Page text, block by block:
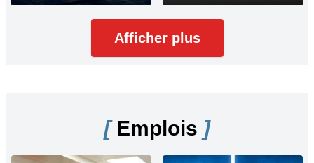
Afficher plus
[Emplois ]